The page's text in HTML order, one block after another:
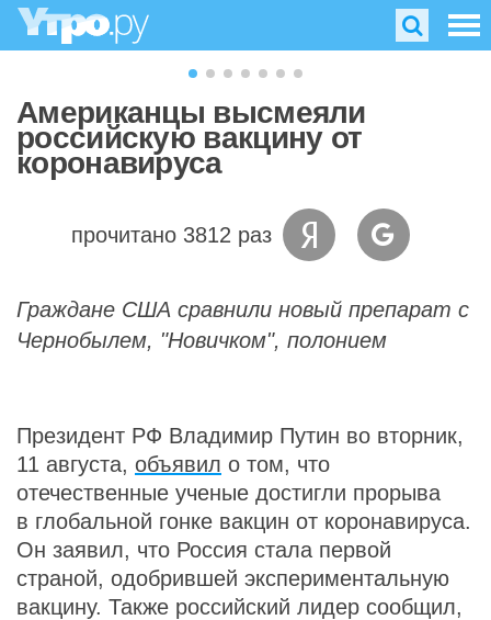
Американцы высмеяли
российскую вакцину от
коронавируса
прочитано 3812 раз
Граждане США сравнили новый препарат с
Чернобылем, "Новичком", полонием
Президент РФ Владимир Путин во вторник,
11 августа, объявил о том, что
отечественные ученые достигли прорыва
в глобальной гонке вакцин от коронавируса.
Он заявил, что Россия стала первой
страной, одобрившей экспериментальную
вакцину. Также российский лидер сообщил,